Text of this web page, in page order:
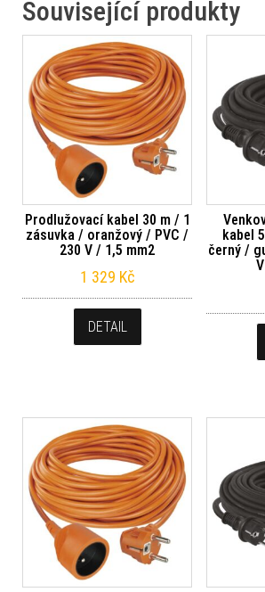
Související produkty
Prodlužovací kabel 30 m / 1
zásuvka / oranžový / PVC /
230 V / 1,5 mm2
1 329 Kč
DETAIL
kabel
černý /